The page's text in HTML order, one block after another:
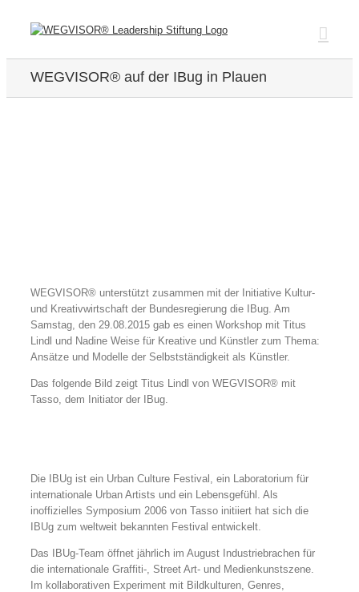
WEGVISOR® auf der IBug in Plauen
WEGVISOR® unterstützt zusammen mit der Initiative Kultur-
und Kreativwirtschaft der Bundesregierung die IBug. Am
Samstag, den 29.08.2015 gab es einen Workshop mit Titus
Lindl und Nadine Weise für Kreative und Künstler zum Thema:
Ansätze und Modelle der Selbstständigkeit als Künstler.
Das folgende Bild zeigt Titus Lindl von WEGVISOR® mit
Tasso, dem Initiator der IBug.
Die IBUg ist ein Urban Culture Festival, ein Laboratorium für
internationale Urban Artists und ein Lebensgefühl. Als
inoffizielles Symposium 2006 von Tasso initiiert hat sich die
IBUg zum weltweit bekannten Festival entwickelt.
Das IBUg-Team öffnet jährlich im August Industriebrachen für
die internationale Graffiti-, Street Art- und Medienkunstszene.
Im kollaborativen Experiment mit Bildkulturen, Genres,